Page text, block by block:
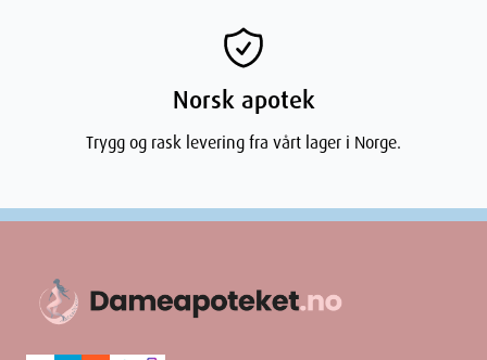
Norsk apotek
Trygg og rask levering fra vårt lager i Norge.